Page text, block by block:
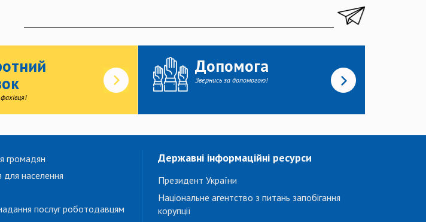
Допомога
Звернись за допомогою!
громадян
для населення
послуг роботодавцям
Державні інформаційні ресурси
Президент України
Національне агентство з питань запобігання
корупції